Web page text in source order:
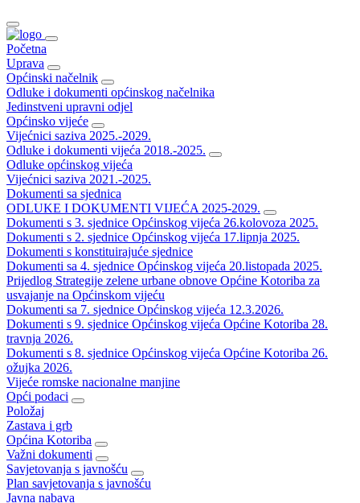
Početna
Uprava
Općinski načelnik
Odluke i dokumenti općinskog načelnika
Jedinstveni upravni odjel
Općinsko vijeće
Vijećnici saziva 2025.-2029.
Odluke i dokumenti vijeća 2018.-2025.
Odluke općinskog vijeća
Vijećnici saziva 2021.-2025.
Dokumenti sa sjednica
ODLUKE I DOKUMENTI VIJEĆA 2025-2029.
Dokumenti s 3. sjednice Općinskog vijeća 26.kolovoza 2025.
Dokumenti s 2. sjednice Općinskog vijeća 17.lipnja 2025.
Dokumenti s konstituirajuće sjednice
Dokumenti sa 4. sjednice Općinskog vijeća 20.listopada 2025.
Prijedlog Strategije zelene urbane obnove Općine Kotoriba za
usvajanje na Općinskom vijeću
Dokumenti sa 7. sjednice Općinskog vijeća 12.3.2026.
Dokumenti s 9. sjednice Općinskog vijeća Općine Kotoriba 28.
travnja 2026.
Dokumenti s 8. sjednice Općinskog vijeća Općine Kotoriba 26.
ožujka 2026.
Vijeće romske nacionalne manjine
Opći podaci
Položaj
Zastava i grb
Općina Kotoriba
Važni dokumenti
Savjetovanja s javnošću
Plan savjetovanja s javnošću
Javna nabava